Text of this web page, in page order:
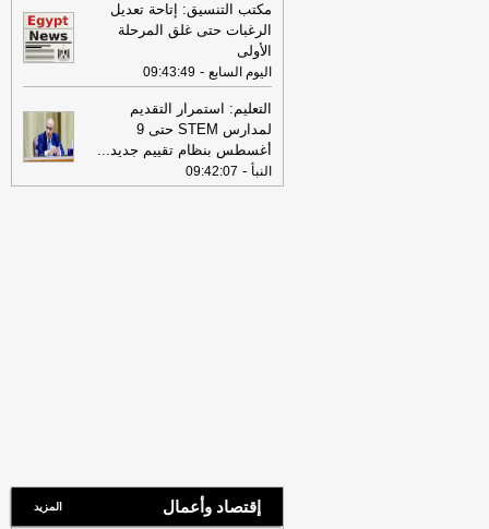
الخميس 30-07-2026
-
18:41
رئيس "الوطنية للصحافة" يكشف
تفاصيل حملة الصحف القومية لمواجهة
مخاطر السوشيال ميديا
16:46
وزير الخزانة الأميركي: لن نسمح
لإيران اتخاذ التجارة العالمية رهينة أو
استخدام الشحن الدولي لتمويل الحرس
الثوري -لبنانون 24
مكتب التنسيق: إتاحة تعديل
الرغبات حتى غلق المرحلة
الأولى
اليوم السابع -
09:43:49
التعليم: استمرار التقديم
لمدارس STEM حتى 9
أغسطس بنظام تقييم جديد...
النبأ -
09:42:07
إقتصاد وأعمال المزيد